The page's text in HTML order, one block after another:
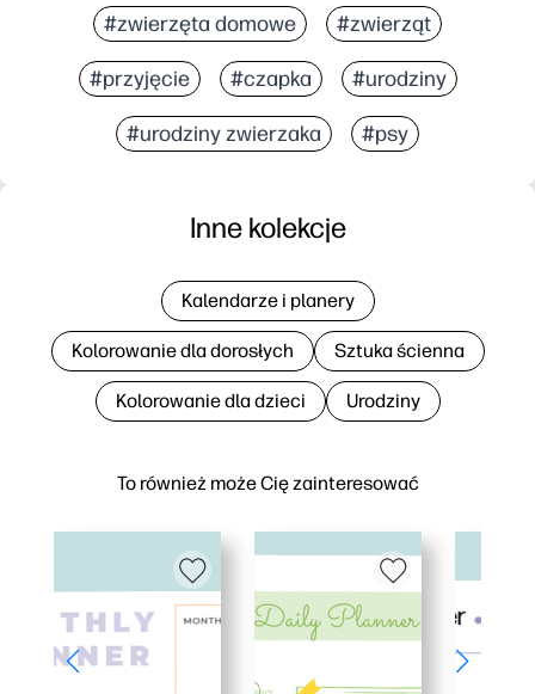
#zwierzęta domowe #zwierząt
#przyjęcie #czapka #urodziny
#urodziny zwierzaka #psy
To również może Cię zainteresować
Inne kolekcje
Kalendarze i planery
Kolorowanie dla dorosłych Sztuka ścienna
Kolorowanie dla dzieci Urodziny